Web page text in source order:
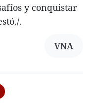
y conquistar
.
VNA